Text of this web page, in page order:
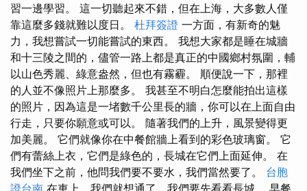
習一邊學習。 這一切聽起來不錯，但在上海，大多數人僅
靠這麼多錢就難以度日。 杜拜簽證 一方面，有新奇的魅
力，我想嘗試一切能嘗試的東西。 我想大家都是睡在城牆
和十三陵之間的，儘管一路上都是真正的中國鄉村氛圍，輔
以山色秀麗、綠意盎然，但也有霧霾。 順便說一下，那裡
的人並不像照片上那麼多。 我甚至不明白怎麼能拍出這樣
的照片，因為這是一堵數千公里長的牆，你可以在上面自由
行走，只要你願意或可以。 隨著我們的上升，風景變得更
加美麗。 它們就像你在中餐館牆上看到的彩色玻璃窗。 它
們有蕾絲上衣，它們是綠色的，長城在它們上面延伸。 在
我們坐下之前，他問我們要不要水，我們當然要了。 台胞
證台南 在車上，我們就想通了，我們要先看看長城。 早餐